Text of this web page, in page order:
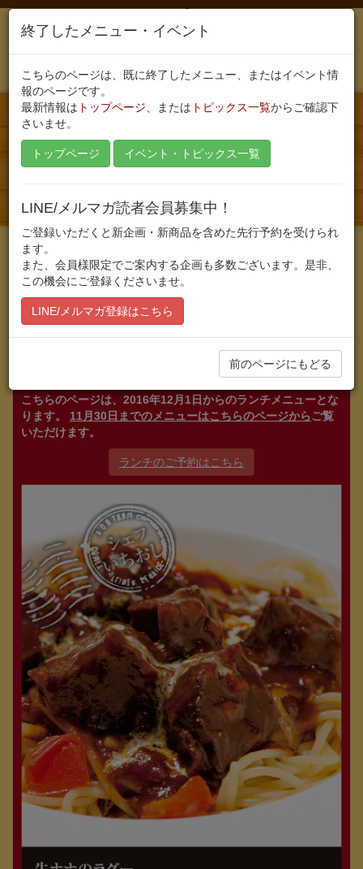
メニュー
公開日:2016/11/30
12月1日～12月14日までのメニューです。
1月1日は松本パルコ休館日です。
こちらのページは、2016年12月1日からのランチメニューとな
ります。 11月30日までのメニューはこちらのページからご覧
いただけます。
ランチのご予約はこちら
終了したメニュー・イベント
こちらのページは、既に終了したメニュー、またはイベント情
報のページです。
最新情報は トップページ 、または トピックス一覧からご確認下
さいませ。
トップページ イベント・トピックス一覧
LINE/メルマガ読者会員募集中！
ご登録いただくと新企画・新商品を含めた先行予約を受けられ
ます。
また、会員様限定でご案内する企画も多数ございます。是非、
この機会にご登録くださいませ。
LINE/メルマガ登録はこちら
前のページにもどる